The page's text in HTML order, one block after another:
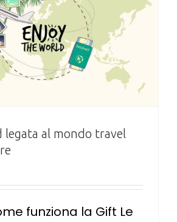
legata al mondo travel
funziona la Gift Le